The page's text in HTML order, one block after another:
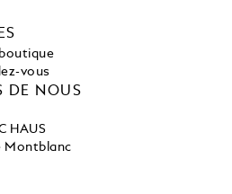
vous
DE NOUS
HAUS
Montblanc